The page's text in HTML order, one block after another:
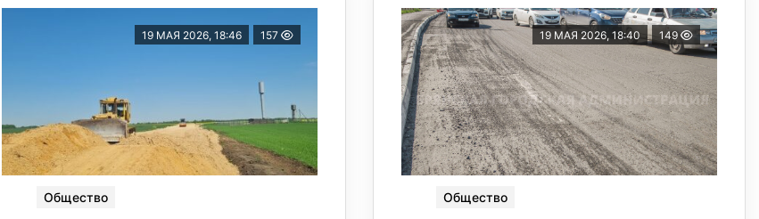
19 МАЯ 2026, 18:46 157
Общество
19 МАЯ 2026, 18:40 149
Общество